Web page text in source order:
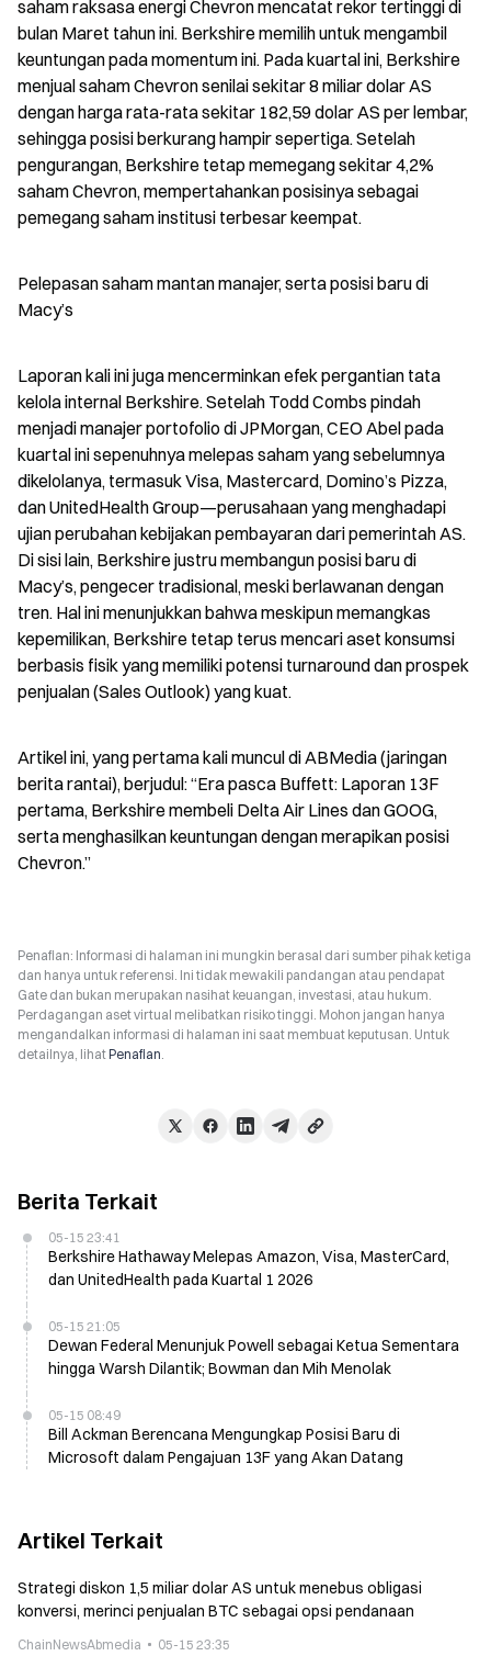
saham raksasa energi Chevron mencatat rekor tertinggi di
bulan Maret tahun ini. Berkshire memilih untuk mengambil
keuntungan pada momentum ini. Pada kuartal ini, Berkshire
menjual saham Chevron senilai sekitar 8 miliar dolar AS
dengan harga rata-rata sekitar 182,59 dolar AS per lembar,
sehingga posisi berkurang hampir sepertiga. Setelah
pengurangan, Berkshire tetap memegang sekitar 4,2%
saham Chevron, mempertahankan posisinya sebagai
pemegang saham institusi terbesar keempat.
Pelepasan saham mantan manajer, serta posisi baru di
Macy’s
Laporan kali ini juga mencerminkan efek pergantian tata
kelola internal Berkshire. Setelah Todd Combs pindah
menjadi manajer portofolio di JPMorgan, CEO Abel pada
kuartal ini sepenuhnya melepas saham yang sebelumnya
dikelolanya, termasuk Visa, Mastercard, Domino’s Pizza,
dan UnitedHealth Group—perusahaan yang menghadapi
ujian perubahan kebijakan pembayaran dari pemerintah AS.
Di sisi lain, Berkshire justru membangun posisi baru di
Macy’s, pengecer tradisional, meski berlawanan dengan
tren. Hal ini menunjukkan bahwa meskipun memangkas
kepemilikan, Berkshire tetap terus mencari aset konsumsi
berbasis fisik yang memiliki potensi turnaround dan prospek
penjualan (Sales Outlook) yang kuat.
Artikel ini, yang pertama kali muncul di ABMedia (jaringan
berita rantai), berjudul: “Era pasca Buffett: Laporan 13F
pertama, Berkshire membeli Delta Air Lines dan GOOG,
serta menghasilkan keuntungan dengan merapikan posisi
Chevron.”
Penafian: Informasi di halaman ini mungkin berasal dari sumber pihak ketiga
dan hanya untuk referensi. Ini tidak mewakili pandangan atau pendapat
Gate dan bukan merupakan nasihat keuangan, investasi, atau hukum.
Perdagangan aset virtual melibatkan risiko tinggi. Mohon jangan hanya
mengandalkan informasi di halaman ini saat membuat keputusan. Untuk
detailnya, lihatPenafian.
Berita Terkait
05-15 23:41
Berkshire Hathaway Melepas Amazon, Visa, MasterCard,
dan UnitedHealth pada Kuartal 1 2026
05-15 21:05
Dewan Federal Menunjuk Powell sebagai Ketua Sementara
hingga Warsh Dilantik; Bowman dan Mih Menolak
05-15 08:49
Bill Ackman Berencana Mengungkap Posisi Baru di
Microsoft dalam Pengajuan 13F yang Akan Datang
Artikel Terkait
Strategi diskon 1,5 miliar dolar AS untuk menebus obligasi
konversi, merinci penjualan BTC sebagai opsi pendanaan
ChainNewsAbmedia 05-15 23:35